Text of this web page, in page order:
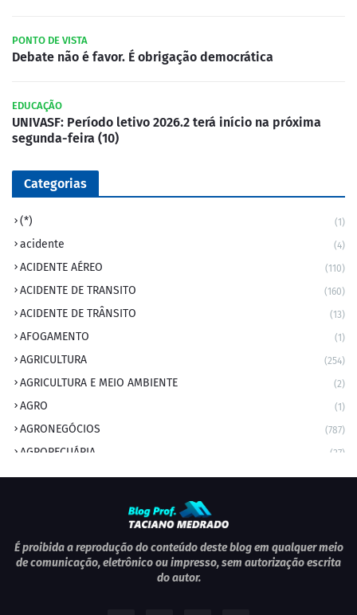
PONTO DE VISTA
Debate não é favor. É obrigação democrática
EDUCAÇÃO
UNIVASF: Período letivo 2026.2 terá início na próxima
segunda-feira (10)
Categorias
(*) (1)
acidente (4)
ACIDENTE AÉREO (110)
ACIDENTE DE TRANSITO (160)
ACIDENTE DE TRÂNSITO (13)
AFOGAMENTO (1)
AGRICULTURA (254)
AGRICULTURA E MEIO AMBIENTE (2)
AGRO (1)
AGRONEGÓCIOS (787)
AGROPECUÁRIA (37)
AMBIENTE (9)
ANIVERSÁRIO DA CIDADE
ANIVERSÁRIOS (1)
APEXBRASIL (1)
É proibida a reprodução do conteúdo deste blog em qualquer meio
de comunicação, eletrônico ou impresso, sem autorização escrita
do autor.